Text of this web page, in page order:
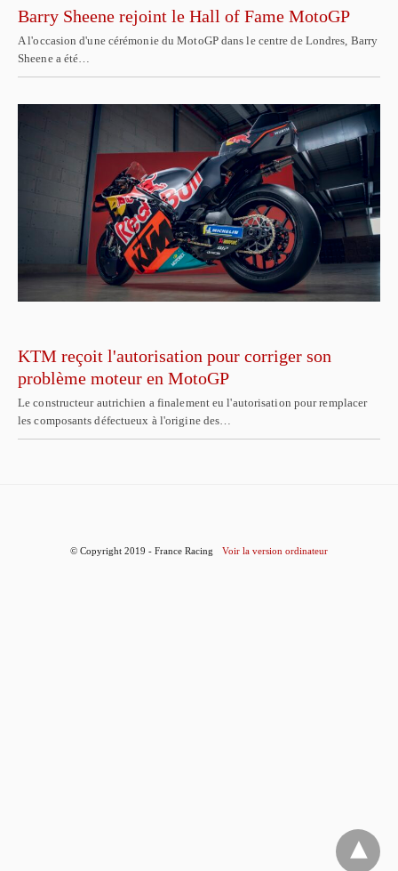
Barry Sheene rejoint le Hall of Fame MotoGP
A l'occasion d'une cérémonie du MotoGP dans le centre de Londres, Barry
Sheene a été…
KTM reçoit l'autorisation pour corriger son
problème moteur en MotoGP
Le constructeur autrichien a finalement eu l'autorisation pour remplacer
les composants défectueux à l'origine des…
© Copyright 2019 - France Racing Voir la version ordinateur